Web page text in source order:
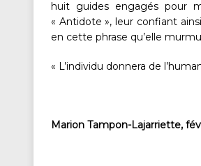
huit guides engagés pour
« Antidote », leur confiant
en cette phrase qu’elle
« L’individu donnera de
Marion Tampon-Lajarriette,